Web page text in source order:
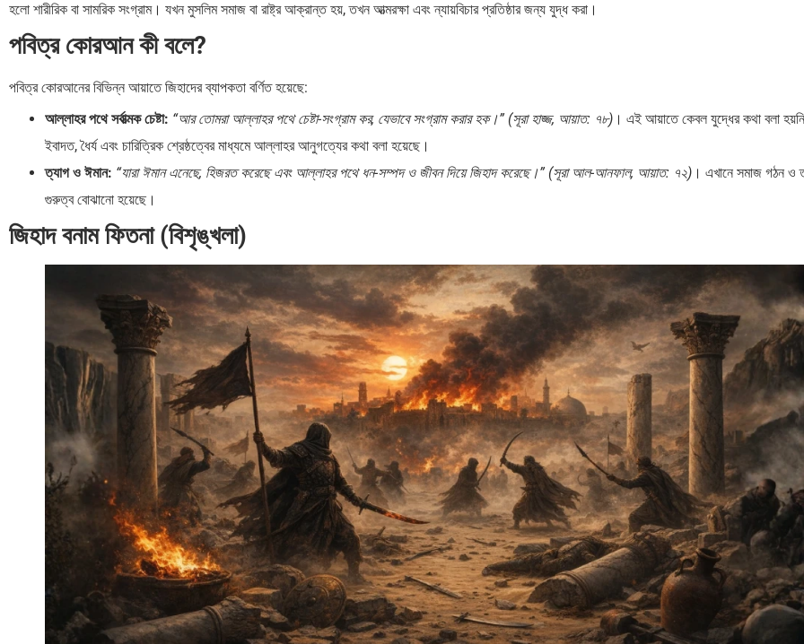
হলো শারীরিক বা সামরিক সংগ্রাম। যখন মুসলিম সমাজ বা রাষ্ট্র আক্রান্ত হয়, তখন আত্মরক্ষা এবং ন্যায়বিচার প্রতিষ্ঠার জন্য যুদ্ধ করা।
পবিত্র কোরআন কী বলে?
পবিত্র কোরআনের বিভিন্ন আয়াতে জিহাদের ব্যাপকতা বর্ণিত হয়েছে:
আল্লাহর পথে সর্বাত্মক চেষ্টা: “আর তোমরা আল্লাহর পথে চেষ্টা-সংগ্রাম কর, যেভাবে সংগ্রাম করার হক।” (সূরা হাজ্জ, আয়াত: ৭৮) । এই আয়াতে কেবল যুদ্ধের কথা বলা
ইবাদত, ধৈর্য এবং চারিত্রিক শ্রেষ্ঠত্বের মাধ্যমে আল্লাহর আনুগত্যের কথা বলা হয়েছে।
ত্যাগ ও ঈমান: “যারা ঈমান এনেছে, হিজরত করেছে এবং আল্লাহর পথে ধন-সম্পদ ও জীবন দিয়ে জিহাদ করেছে।” (সূরা আল-আনফাল, আয়াত: ৭২) । এখানে সমাজ গঠন ও
গুরুত্ব বোঝানো হয়েছে।
জিহাদ বনাম ফিতনা (বিশৃঙ্খলা)